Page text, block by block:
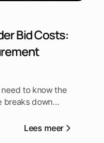
Bid Costs:
to know the
breaks down
use our free Bid
Lees meer